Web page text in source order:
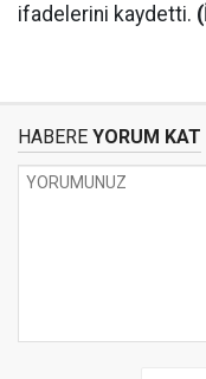
ifadelerini kaydetti.
HABERE YORUM KAT